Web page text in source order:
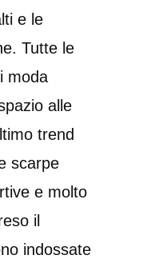
e le
Tutte le
moda
alle
trend
scarpe
e molto
il
indossate